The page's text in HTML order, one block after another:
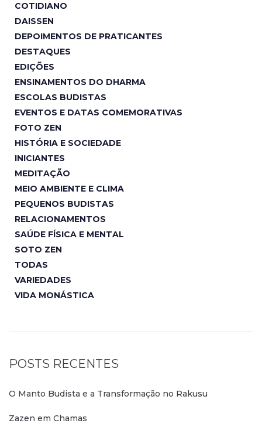
COTIDIANO
DAISSEN
DEPOIMENTOS DE PRATICANTES
DESTAQUES
EDIÇÕES
ENSINAMENTOS DO DHARMA
ESCOLAS BUDISTAS
EVENTOS E DATAS COMEMORATIVAS
FOTO ZEN
HISTÓRIA E SOCIEDADE
INICIANTES
MEDITAÇÃO
MEIO AMBIENTE E CLIMA
PEQUENOS BUDISTAS
RELACIONAMENTOS
SAÚDE FÍSICA E MENTAL
SOTO ZEN
TODAS
VARIEDADES
VIDA MONÁSTICA
POSTS RECENTES
O Manto Budista e a Transformação no Rakusu
Zazen em Chamas